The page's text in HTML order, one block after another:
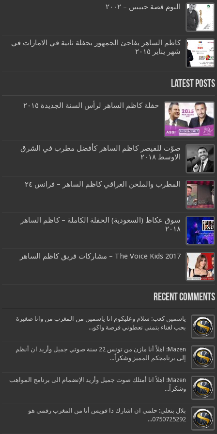
البوم قصة حبيبين – ٢٠٠٢
كاظم الساهر يفاجئ الجمهور بحفلة ثانية في الامارات في
شهر يناير ٢٠١٥
Latest Posts
حفلة كاظم الساهر لرأس السنة الجديدة ٢٠١٥
صوّت للقيصر كاظم الساهر كأفضل مطرب في الشرق
الاوسط ٢٠١٨
المطرب والملحن العراقي كاظم الساهر – فرانس ٢٤
سوق عكاظ (السعودية) الحفلة الكاملة – كاظم الساهر
٢٠١٨
The Voice Kids 2017 – مشاركات فريق كاظم الساهر
Recent Comments
ياسمين كعب: سلام وعليكوم انا ياسمين من المغرب من وانا صغيرة
بحب لغناء بتمنى تعطوني فرصة واكو...
Mazen: اهلاً أنا مازن من تونس 22 سنة صوتي جميل وأريد ان أنظم
إلى برنامجكم المميز وشكراً...
Mazen: اهلاً انا أمتلك صوت جميل وأريد الإنضمام الى برنامج المواهب
وشكراً...
بلال بنعلي: حلمي ان اشارك ذا فويس أنا من المغرب رقمي هو
0750725292...